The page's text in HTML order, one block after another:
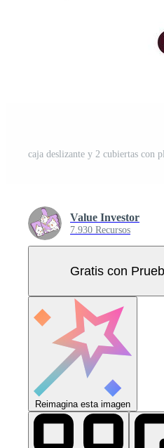
Value Investor
7.930 Recursos
Gratis con
Reimagina esta imagen